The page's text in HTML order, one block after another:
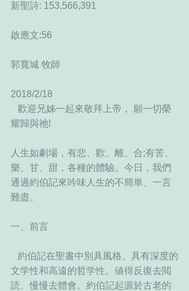
新聖詩: 153,566,391
啟應文:56
郭寬城 牧師
2018/2/18
耀歸與祂!
人生如劇場，有悲、歡、離、合;有苦、
樂、甘、甜，各種的體驗。今日，我們
通過約伯記來吟味人生的不簡単、一言
難盡。
一、前言
文学性和高遠的哲学性。値得反復去閲
読、慢慢去體會。約伯記起源於古老的